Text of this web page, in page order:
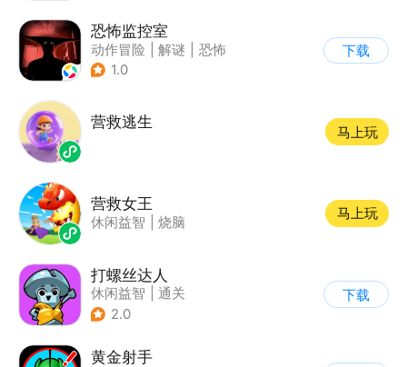
恐怖监控室
动作冒险 解谜
恐怖
| 剧情
1.0
下载
营救逃生
马上玩
营救女王
休闲益智 烧脑
马上玩
打螺丝达人
休闲益智
通关
2.0
下载
黄金射手